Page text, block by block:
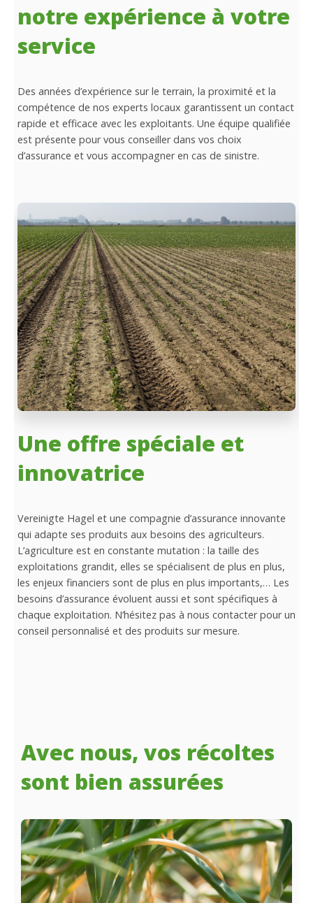
notre expérience à votre
service
Des années d’expérience sur le terrain, la proximité et la
compétence de nos experts locaux garantissent un contact
rapide et efficace avec les exploitants. Une équipe qualifiée
est présente pour vous conseiller dans vos choix
d’assurance et vous accompagner en cas de sinistre.
Une offre spéciale et
innovatrice
Vereinigte Hagel et une compagnie d’assurance innovante
qui adapte ses produits aux besoins des agriculteurs.
L’agriculture est en constante mutation : la taille des
exploitations grandit, elles se spécialisent de plus en plus,
les enjeux financiers sont de plus en plus importants,… Les
besoins d’assurance évoluent aussi et sont spécifiques à
chaque exploitation. N’hésitez pas à nous contacter pour un
conseil personnalisé et des produits sur mesure.
Avec nous, vos récoltes
sont bien assurées